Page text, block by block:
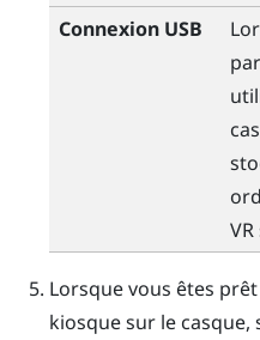
Connexion USB
Lorsque vous êtes
kiosque sur le casque,